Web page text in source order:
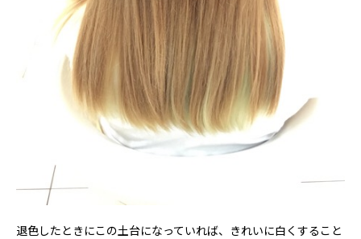
退色したときにこの土台になっていれば、きれいに白くすること